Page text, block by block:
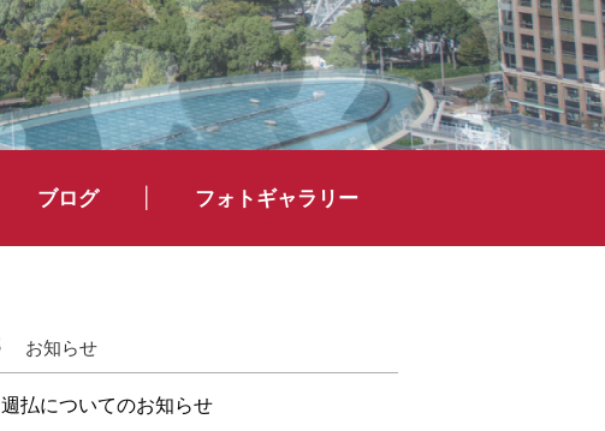
ブログ フォトギャラリー
お知らせ
週払についてのお知らせ